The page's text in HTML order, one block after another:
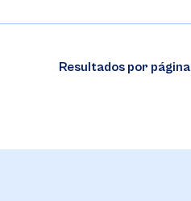
Resultados por página